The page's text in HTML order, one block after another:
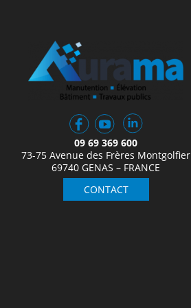
09 69 369 600
73-75 Avenue des Frères Montgolfier
69740 GENAS – FRANCE
CONTACT